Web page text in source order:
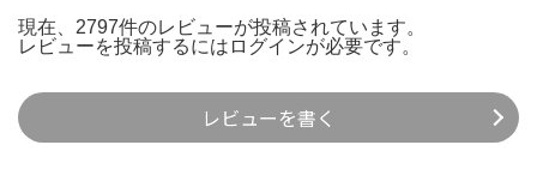
現在、2797件のレビューが投稿されています。
レビューを投稿するには ログインが必要です。
レビューを書く